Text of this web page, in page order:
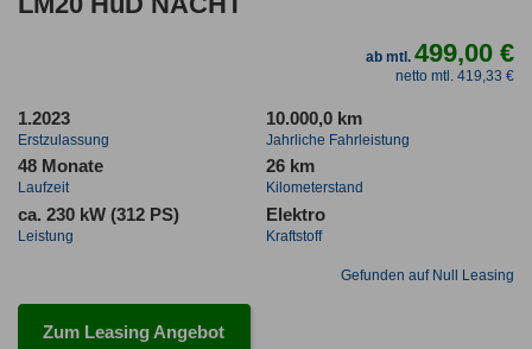
ab mtl.499,00 €
netto mtl. 419,33 €
1.2023
Erstzulassung
10.000,0 km
Jahrliche Fahrleistung
48 Monate
Laufzeit
26 km
Kilometerstand
ca. 230 kW (312 PS)
Leistung
Elektro
Kraftstoff
Gefunden auf Null Leasing
Zum Leasing Angebot